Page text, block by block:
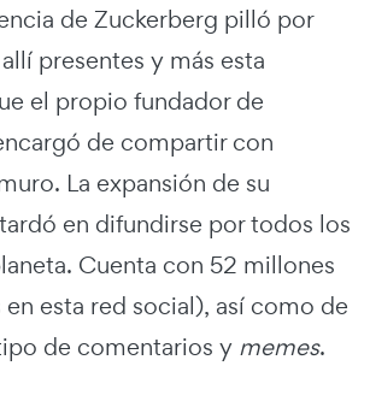
de Zuckerberg pilló por
presentes y más esta
el propio fundador de
de compartir con
La expansión de su
en difundirse por todos los
Cuenta con 52 millones
esta red social), así como de
de comentarios y memes.